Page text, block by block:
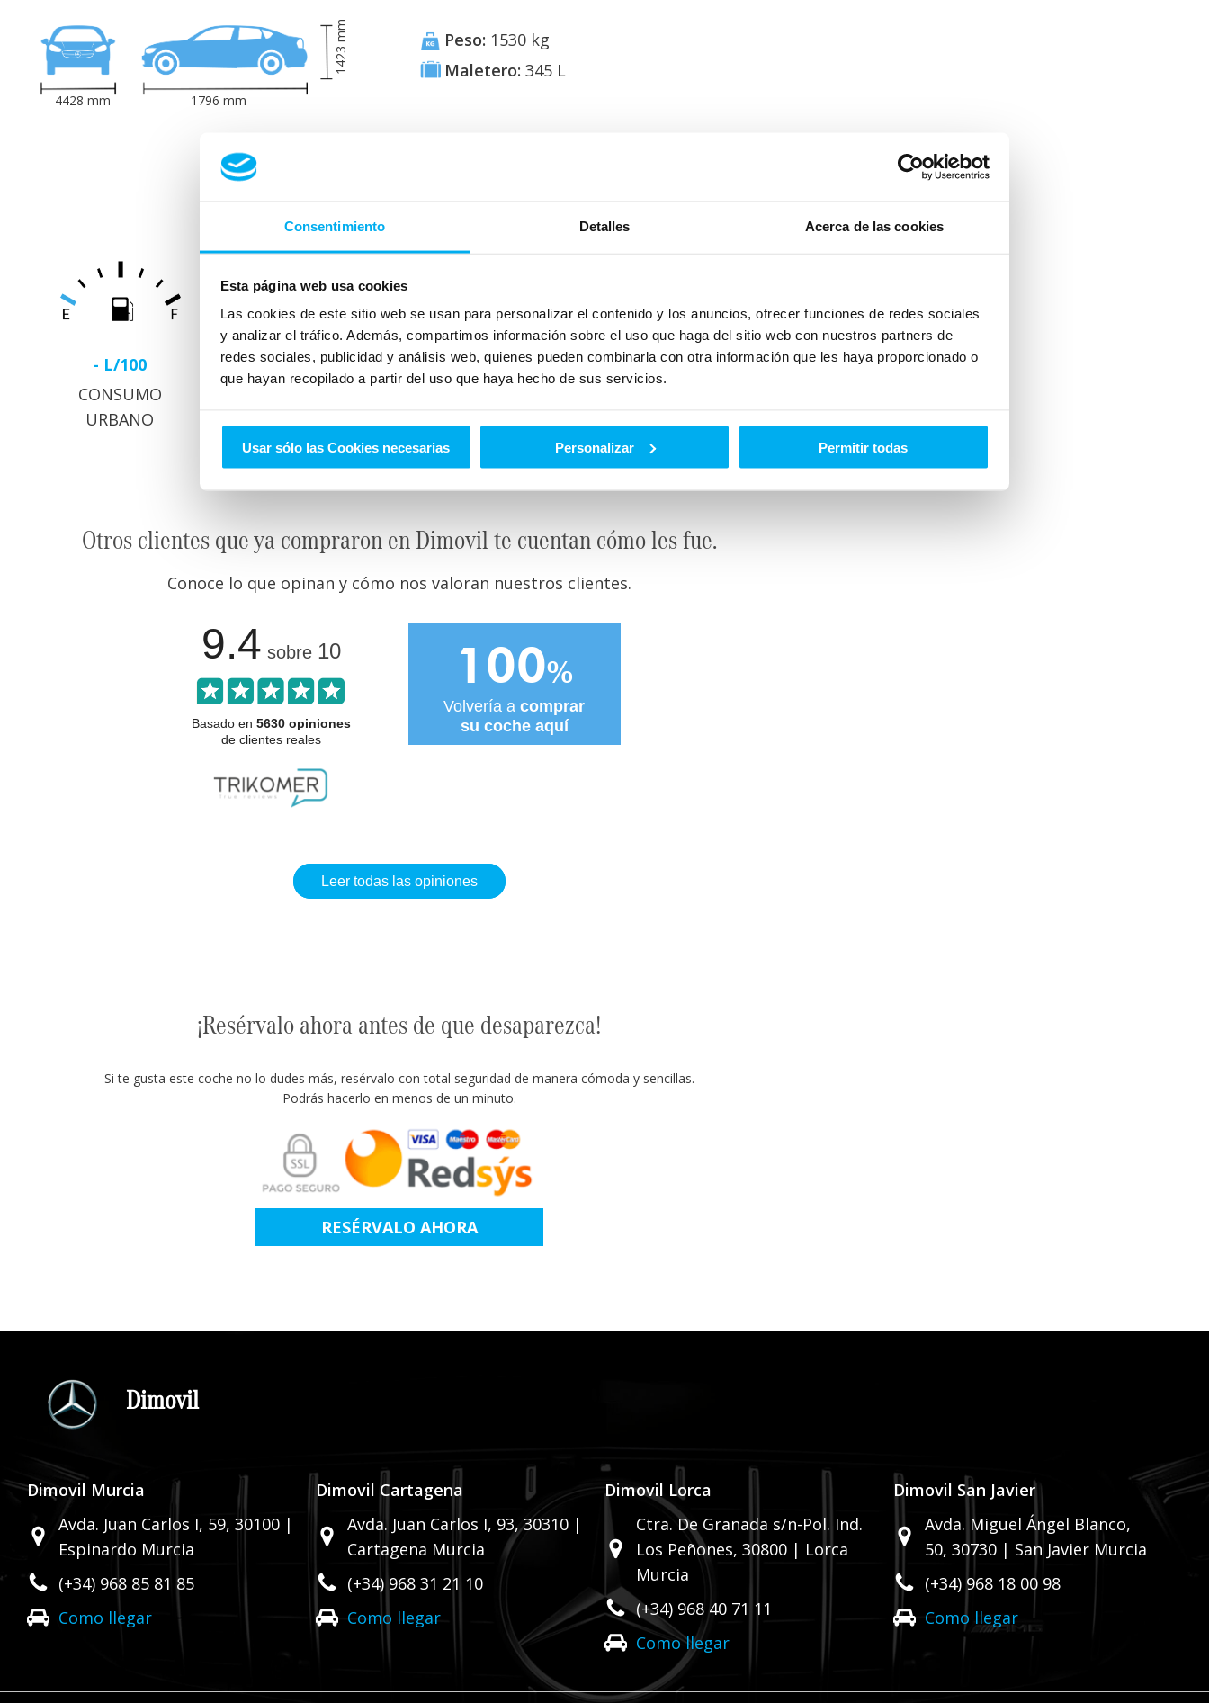
Consentimiento Detalles Acerca de las cookies
Esta página web usa cookies
Las cookies de este sitio web se usan para personalizar el contenido y los anuncios, ofrecer funciones de redes sociales
y analizar el tráfico. Además, compartimos información sobre el uso que haga del sitio web con nuestros partners de
redes sociales, publicidad y análisis web, quienes pueden combinarla con otra información que les haya proporcionado o
que hayan recopilado a partir del uso que haya hecho de sus servicios.
Usar sólo las Cookies necesarias Personalizar Permitir todas
1423
mm
4428 mm 1796 mm
Peso: 1530kg
Maletero: 345L
- L/100
CONSUMO
URBANO
- L/100
4.9 L/100
EMISIONES
DE CO2
Otros clientes que ya compraron en Dimovil te cuentan cómo les fue.
Conoce lo que opinan y cómo nos valoran nuestros clientes.
9.4 sobre 10
Basado en 5630 opiniones
de clientes reales
100%
Volvería acomprar
su coche aquí
Leer todas las opiniones
¡Resérvalo ahora antes de que desaparezca!
Si te gusta este coche no lo dudes más, resérvalo con total seguridad de manera cómoda y sencillas.
Podrás hacerlo en menos de un minuto.
RESÉRVALO AHORA
Dimovil
Dimovil Murcia
Avda. Juan Carlos I, 59, 30100 |
Espinardo Murcia
(+34) 968 85 81 85
Como llegar
Dimovil Cartagena
Avda. Juan Carlos I, 93,30310 |
Cartagena Murcia
(+34) 968 31 21 10
Como llegar
Dimovil Lorca
Ctra. De Granada s/n-Pol. Ind.
Los Peñones, 30800 | Lorca
Murcia
(+34) 968 40 71 11
Como llegar
Dimovil San Javier
Avda. Miguel Ángel Blanco,
50, 30730 | San Javier Murcia
(+34) 968 18 00 98
Como llegar